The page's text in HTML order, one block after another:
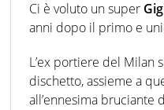
Ci è voluto un super
anni dopo il primo e
L’ex portiere del Milan
dischetto, assieme a
all’ennesima bruciante